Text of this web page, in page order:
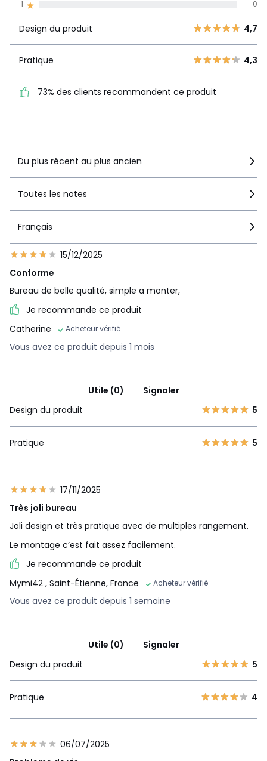
1 0
3
4,7
4,3
recommandent ce produit
1 0
Design du produit 4,7
Pratique 4,3
73% des clients recommandent ce produit
Du plus récent au plus ancien
Toutes les notes
Français
15/12/2025
Conforme
Bureau de belle qualité, simple a monter,
Je recommande ce produit
Catherine
Acheteur vérifié
Vous avez ce produit depuis 1 mois
Utile (0)
Signaler
Design du produit
5
Pratique 5
17/11/2025
Très joli bureau
Joli design et très pratique avec de multiples rangement.
Le montage c’est fait assez facilement.
Je recommande ce produit
Mymi42 , Saint-Étienne, France Acheteur vérifié
Vous avez ce produit depuis 1 semaine
Utile (0)
Signaler
Design du produit
5
Pratique 4
06/07/2025